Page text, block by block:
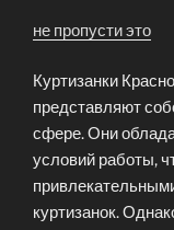
не пропусти это
Куртизанки
представляют
сфере. Они
условий работы,
куртизанок.